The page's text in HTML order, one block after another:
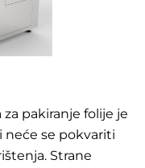
pakiranje folije je
neće se pokvariti
Strane